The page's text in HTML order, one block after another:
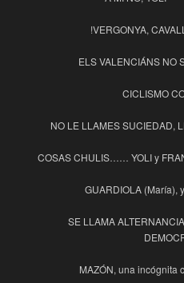
!VERGONYA,
ELS VALENCIÁNS NO
CICLISMO
NO LE LLAMES SUCIEDAD,
COSAS CHULIS…… YOLI y
GUARDIOLA (María),
SE LLAMA
MAZÓN, una incógnita